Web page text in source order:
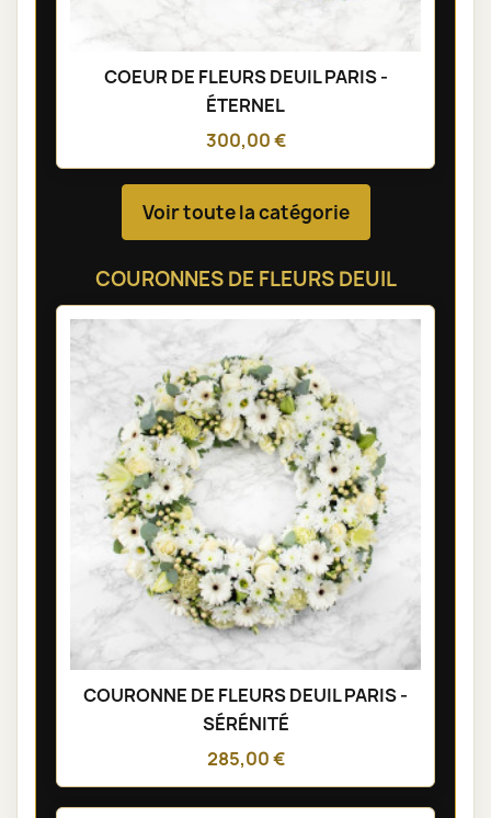
COEUR DE FLEURS DEUIL PARIS -
ÉTERNEL
300,00 €
Voir toute la catégorie
COURONNES DE FLEURS DEUIL
COURONNE DE FLEURS DEUIL PARIS -
SÉRÉNITÉ
285,00 €